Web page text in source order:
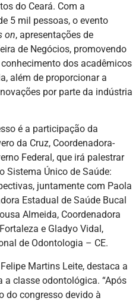
do Ceará. Com a
5 mil pessoas, o evento
on, apresentações de
de Negócios, promovendo
dos acadêmicos
além de proporcionar a
por parte da indústria
é a participação da
da Cruz, Coordenadora-
Federal, que irá palestrar
Sistema Único de Saúde:
juntamente com Paola
Estadual de Saúde Bucal
Almeida, Coordenadora
e Gladyo Vidal,
de Odontologia – CE.
Martins Leite, destaca a
classe odontológica. “Após
do congresso devido à